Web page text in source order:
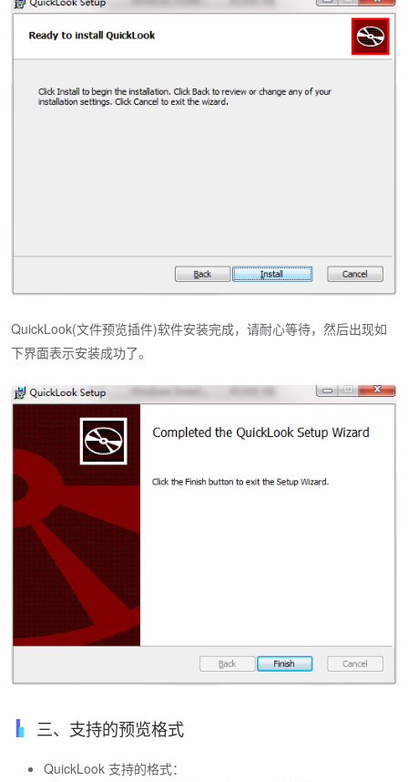
QuickLook(文件预览插件)软件安装完成，请耐心等待，然后出现如
下界面表示安装成功了。
三、支持的预览格式
QuickLook 支持的格式：